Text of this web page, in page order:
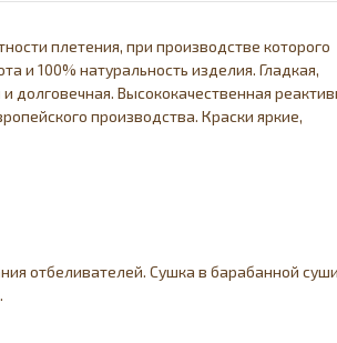
плетения, при производстве которого
и 100% натуральность изделия. Гладкая,
долговечная. Высококачественная
производства. Краски яркие,
отбеливателей. Сушка в барабанной